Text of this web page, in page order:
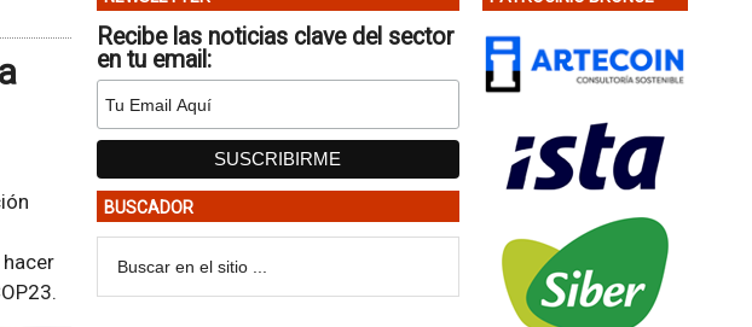
Recibe las noticias clave del sector
en tu email:
BUSCADOR